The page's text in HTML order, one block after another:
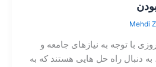
Mehdi
با توجه به نیازهای جامعه و
دنبال راه حل هایی هستند که به